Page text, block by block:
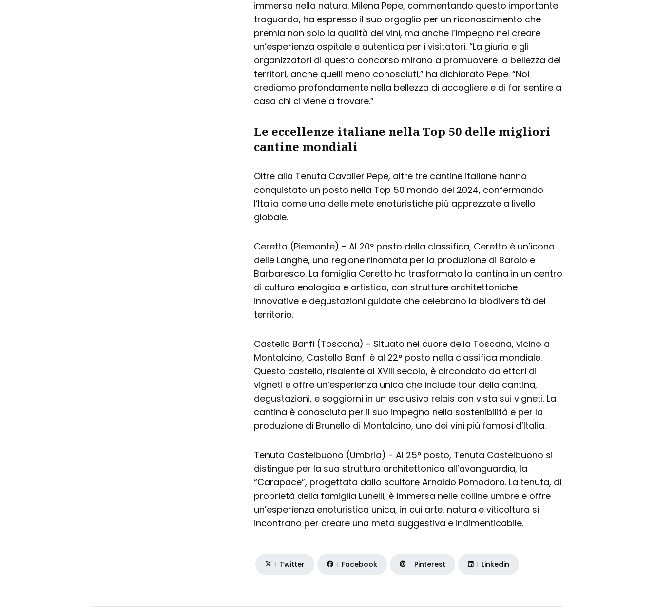
immersa nella natura. Milena Pepe, commentando questo importante
traguardo, ha espresso il suo orgoglio per un riconoscimento che
premia non solo la qualità dei vini, ma anche l’impegno nel creare
un’esperienza ospitale e autentica per i visitatori. “La giuria e gli
organizzatori di questo concorso mirano a promuovere la bellezza dei
territori, anche quelli meno conosciuti,” ha dichiarato Pepe. “Noi
crediamo profondamente nella bellezza di accogliere e di far sentire a
casa chi ci viene a trovare.”
Le eccellenze italiane nella Top 50 delle migliori
cantine mondiali
Oltre alla Tenuta Cavalier Pepe, altre tre cantine italiane hanno
conquistato un posto nella Top 50 mondo del 2024, confermando
l’Italia come una delle mete enoturistiche più apprezzate a livello
globale.
Ceretto (Piemonte) - Al 20° posto della classifica, Ceretto è un’icona
delle Langhe, una regione rinomata per la produzione di Barolo e
Barbaresco. La famiglia Ceretto ha trasformato la cantina in un centro
di cultura enologica e artistica, con strutture architettoniche
innovative e degustazioni guidate che celebrano la biodiversità del
territorio.
Castello Banfi (Toscana) - Situato nel cuore della Toscana, vicino a
Montalcino, Castello Banfi è al 22° posto nella classifica mondiale.
Questo castello, risalente al XVIII secolo, è circondato da ettari di
vigneti e offre un’esperienza unica che include tour della cantina,
degustazioni, e soggiorni in un esclusivo relais con vista sui vigneti. La
cantina è conosciuta per il suo impegno nella sostenibilità e per la
produzione di Brunello di Montalcino, uno dei vini più famosi d’Italia.
Tenuta Castelbuono (Umbria) - Al 25° posto, Tenuta Castelbuono si
distingue per la sua struttura architettonica all’avanguardia, la
“Carapace”, progettata dallo scultore Arnaldo Pomodoro. La tenuta, di
proprietà della famiglia Lunelli, è immersa nelle colline umbre e offre
un’esperienza enoturistica unica, in cui arte, natura e viticoltura si
incontrano per creare una meta suggestiva e indimenticabile.
Twitter Facebook Pinterest Linkedin